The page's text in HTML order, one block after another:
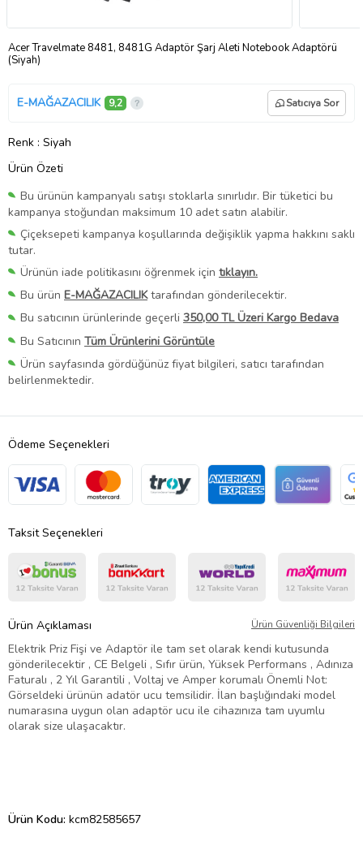
Acer Travelmate 8481, 8481G Adaptör Şarj Aleti Notebook Adaptörü
(Siyah)
E-MAĞAZACILIK 9,2 Satıcıya Sor
Renk : Siyah
Ürün Özeti
Bu ürünün kampanyalı satışı stoklarla sınırlıdır. Bir tüketici bu
kampanya stoğundan maksimum 10 adet satın alabilir.
Çiçeksepeti kampanya koşullarında değişiklik yapma hakkını saklı
tutar.
Ürünün iade politikasını öğrenmek için tıklayın.
Bu ürün E-MAĞAZACILIKtarafından gönderilecektir.
Bu satıcının ürünlerinde geçerli 350,00 TL Üzeri Kargo Bedava
Bu Satıcının Tüm Ürünlerini Görüntüle
Ürün sayfasında gördüğünüz fiyat bilgileri, satıcı tarafından
belirlenmektedir.
Ödeme Seçenekleri
Taksit Seçenekleri
Ürün Açıklaması Ürün Güvenliği Bilgileri
Elektrik Priz Fişi ve Adaptör ile tam set olarak kendi kutusunda
gönderilecektir , CE Belgeli , Sıfır ürün, Yüksek Performans , Adınıza
Faturalı , 2 Yıl Garantili , Voltaj ve Amper korumalı Önemli Not:
Görseldeki ürünün adatör ucu temsilidir. İlan başlığındaki model
numarasına uygun olan adaptör ucu ile cihazınıza tam uyumlu
olarak size ulaşacaktır.
Ürün Kodu: kcm82585657